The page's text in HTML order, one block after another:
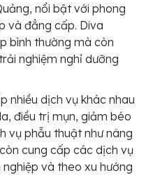
nổi bật với phong
và đẳng cấp. Diva
bình thường mà còn
nghiệm nghỉ dưỡng
nhiều dịch vụ khác nhau
điều trị mụn, giảm béo
vụ phẫu thuật như nâng
cung cấp các dịch vụ
và theo xu hướng